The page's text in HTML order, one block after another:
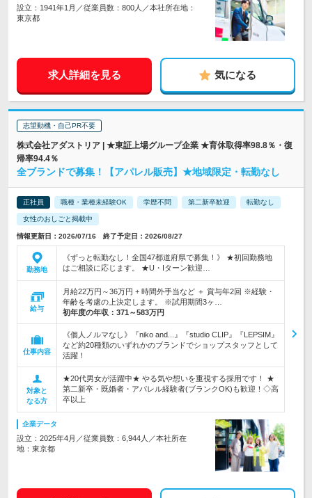
設立：1941年1月／従業員数：800人／本社所在地：
東京都
求人詳細を見る 気になる
志望動機・自己PR不要
株式会社アダストリア | ★東証上場グループ企業 ★育休取得率98.8％・復
帰率94.4％
全ブランドで募集！【アパレル販売】★地域限定・転勤なし
正社員 職種・業種未経験OK 学歴不問 第二新卒歓迎 転勤なし
女性のおしごと掲載中
情報更新日：2026/07/16 終了予定日：2026/08/27
勤務地
《ずっと転勤なし！全国47都道府県で募集！》 ★初回勤務地
はご相談に応じます。 ★U・Iターン歓迎…
給与
月給22万円～36万円 + 時間外手当など ＋ 賞与年2回 ※経験・
年齢を考慮の上決定します。 ※試用期間3ヶ…
初年度の年収： 371～583万円
仕事内容
《個人ノルマなし》『niko and...』『studio CLIP』『LEPSIM』
など約20種類のいずれかのブランドでショップスタッフとして
活躍！
対象と
なる方
★20代男女が活躍中★ やる気や想いを重視する採用です！ ★
第二新卒・既婚者・アパレル経験者(ブランクOK)も歓迎！◇高
卒以上
企業データ
設立：2025年4月／従業員数：6,944人／本社所在
地：東京都